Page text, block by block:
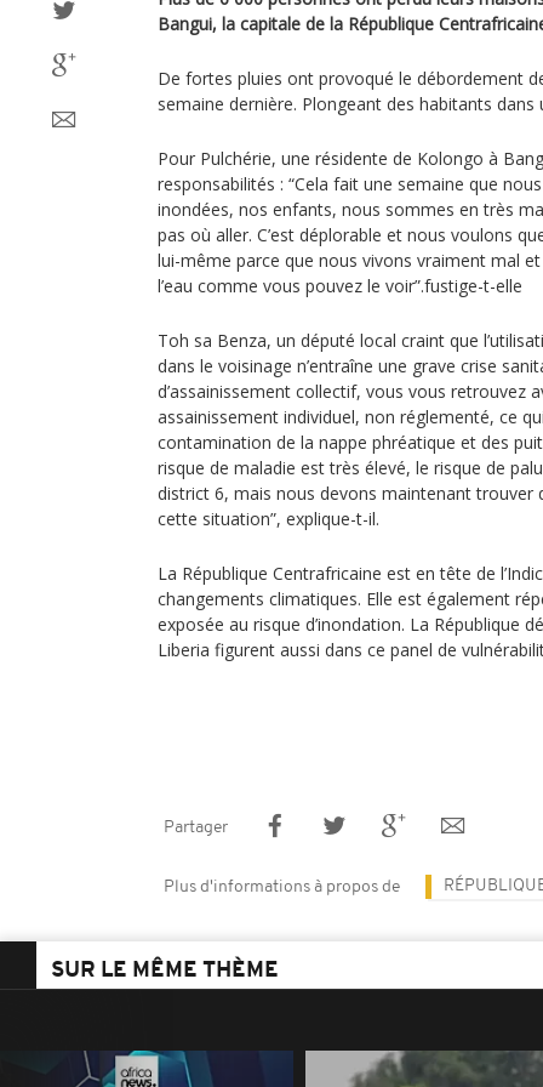
Bangui, la capitale de la République
De fortes pluies ont provoqué le débordement
semaine dernière. Plongeant des habitants
Pour Pulchérie, une résidente de Kolongo à
responsabilités : “Cela fait une semaine que
inondées, nos enfants, nous sommes en très
pas où aller. C’est déplorable et nous voulons
lui-même parce que nous vivons vraiment mal
l’eau comme vous pouvez le voir”.fustige-t-elle
Toh sa Benza, un député local craint que
dans le voisinage n’entraîne une grave crise
d’assainissement collectif, vous vous retrouvez
assainissement individuel, non réglementé, ce
contamination de la nappe phréatique et des
risque de maladie est très élevé, le risque de
district 6, mais nous devons maintenant trouver
cette situation”, explique-t-il.
La République Centrafricaine est en tête de
changements climatiques. Elle est également
exposée au risque d’inondation. La République
Liberia figurent aussi dans ce panel de
Partager
Plus d'informations à propos de
SUR LE MÊME THÈME